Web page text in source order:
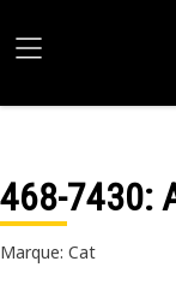
468-7430:
Marque: Cat